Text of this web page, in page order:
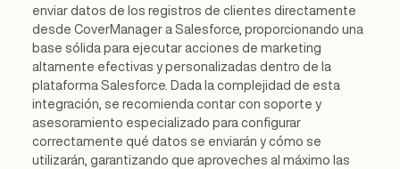
enviar datos de los registros de clientes directamente
desde CoverManager a Salesforce, proporcionando una
base sólida para ejecutar acciones de marketing
altamente efectivas y personalizadas dentro de la
plataforma Salesforce. Dada la complejidad de esta
integración, se recomienda contar con soporte y
asesoramiento especializado para configurar
correctamente qué datos se enviarán y cómo se
utilizarán, garantizando que aproveches al máximo las